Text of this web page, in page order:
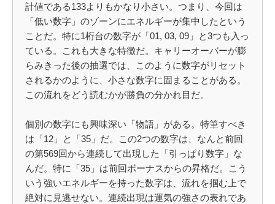
計値である133よりもかなり小さい。つまり、今回は
「低い数字」のゾーンにエネルギーが集中したという
ことだ。特に1桁台の数字が「01, 03, 09」と3つも入っ
ている。これも大きな特徴だ。キャリーオーバーが膨
らみきった後の抽選では、このように数字がリセット
されるかのように、小さな数字に固まることがある。
この流れをどう読むかが勝負の分かれ目だ。
個別の数字にも興味深い「物語」がある。特筆すべき
は「12」と「35」だ。この2つの数字は、なんと前回
の第569回から連続して出現した「引っぱり数字」な
んだ。特に「35」は前回ボーナスからの昇格だ。こう
いう強いエネルギーを持った数字は、流れを掴む上で
絶対に見逃せない。連続出現は運気の強さの表れであ